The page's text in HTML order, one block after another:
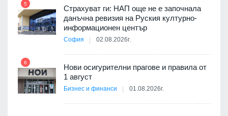
5
Страхуват ги: НАП още не е започнала
данъчна ревизия на Руския културно-
информационен център
София 02.08.2026г.
6
Нови осигурителни прагове и правила от
1 август
Бизнес и финанси 01.08.2026г.